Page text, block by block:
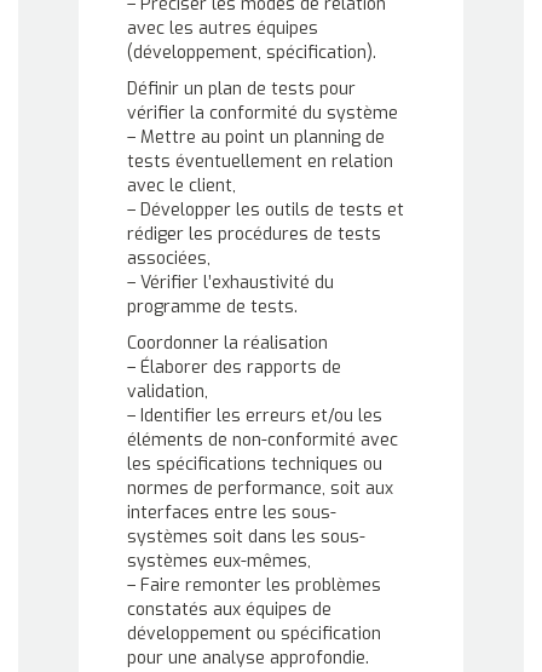
avec les autres équipes
(développement, spécification).
Définir un plan de tests pour
vérifier la conformité du système
– Mettre au point un planning de
tests éventuellement en relation
avec le client,
– Développer les outils de tests et
rédiger les procédures de tests
associées,
– Vérifier l’exhaustivité du
programme de tests.
Coordonner la réalisation
– Élaborer des rapports de
validation,
– Identifier les erreurs et/ou les
éléments de non-conformité avec
les spécifications techniques ou
normes de performance, soit aux
interfaces entre les sous-
systèmes soit dans les sous-
systèmes eux-mêmes,
– Faire remonter les problèmes
constatés aux équipes de
développement ou spécification
pour une analyse approfondie.